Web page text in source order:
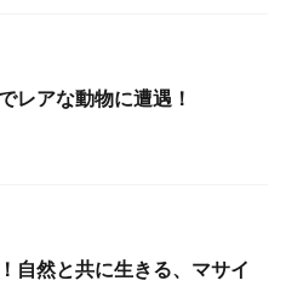
レアな動物に遭遇！
自然と共に生きる、マサイ